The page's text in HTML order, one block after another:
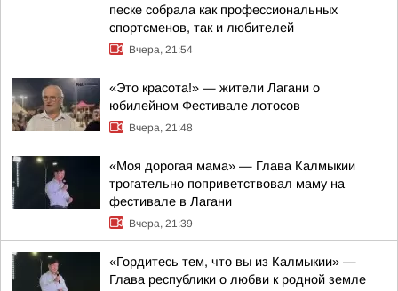
песке собрала как профессиональных
спортсменов, так и любителей
Вчера, 21:54
«Это красота!» — жители Лагани о
юбилейном Фестивале лотосов
Вчера, 21:48
«Моя дорогая мама» — Глава Калмыкии
трогательно поприветствовал маму на
фестивале в Лагани
Вчера, 21:39
«Гордитесь тем, что вы из Калмыкии» —
Глава республики о любви к родной земле